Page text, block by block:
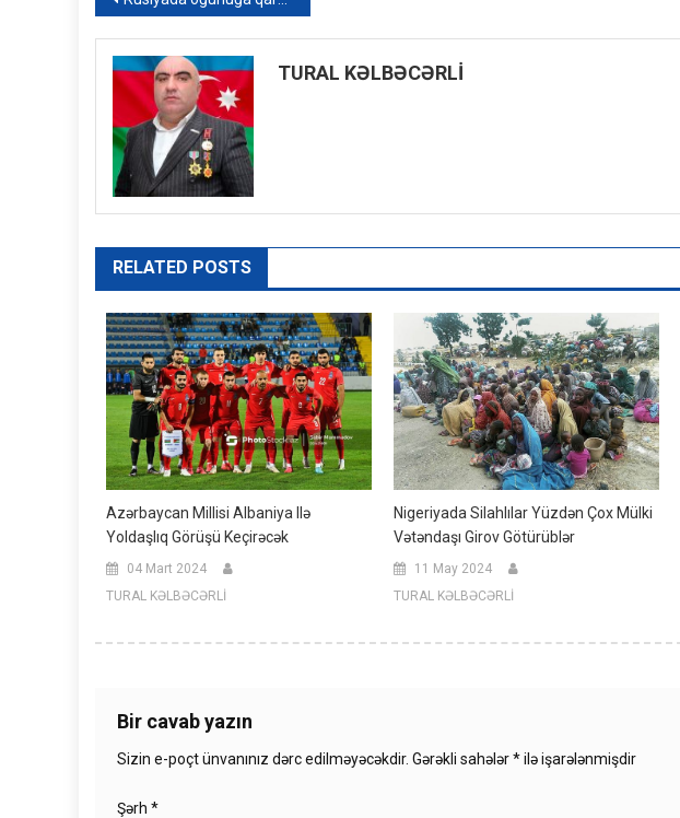
naviqasiyası
TURAL KƏLBƏCƏRLİ
RELATED POSTS
Azərbaycan Millisi Albaniya Ilə
Yoldaşlıq Görüşü Keçirəcək
04 Mart 2024
TURAL KƏLBƏCƏRLİ
Nigeriyada Silahlılar Yüzdən Çox Mülki
Vətəndaşı Girov Götürüblər
11 May 2024
TURAL KƏLBƏCƏRLİ
Bir cavab yazın
Sizin e-poçt ünvanınız dərc edilməyəcəkdir. Gərəkli sahələr*ilə işarələnmişdir
Şərh *